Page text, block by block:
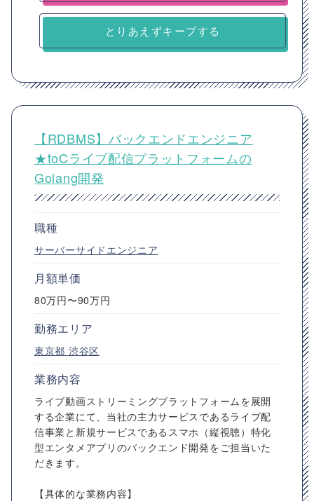
とりあえずキープする
【RDBMS】バックエンドエンジニア
★toCライブ配信プラットフォームの
Golang開発
職種
サーバーサイドエンジニア
月額単価
80万円〜90万円
勤務エリア
東京都 渋谷区
業務内容
ライブ動画ストリーミングプラットフォームを展開
する企業にて、当社の主力サービスであるライブ配
信事業と新規サービスであるスマホ（縦視聴）特化
型エンタメアプリのバックエンド開発をご担当いた
だきます。
【具体的な業務内容】